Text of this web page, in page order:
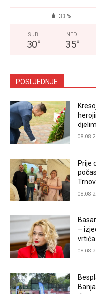
33 %
SUB
30°
NED
35°
POSLJEDNJE
Prije
–
vrtića